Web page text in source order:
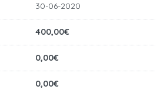
30-06-2020
400,00€
0,00€
0,00€